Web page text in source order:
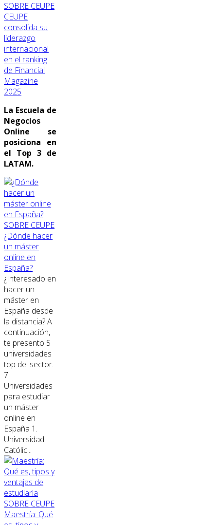
SOBRE CEUPE
CEUPE
consolida su
liderazgo
internacional
en el ranking
de Financial
Magazine
2025
La Escuela de
Negocios
Online se
posiciona en
el Top 3 de
LATAM.
SOBRE CEUPE
¿Dónde hacer
un máster
online en
España?
¿Interesado en
hacer un
máster en
España desde
la distancia? A
continuación,
te presento 5
universidades
top del sector.
7
Universidades
para estudiar
un máster
online en
España 1.
Universidad
Católic...
SOBRE CEUPE
Maestría: Qué